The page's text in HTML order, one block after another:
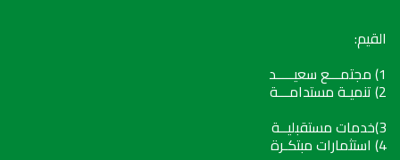
القيم:
1) مجتمـــع سعيـــــد
2) تنميـة مستدامـــة
3)خدمات مستقبليــة
4) استثمارات مبتكـرة